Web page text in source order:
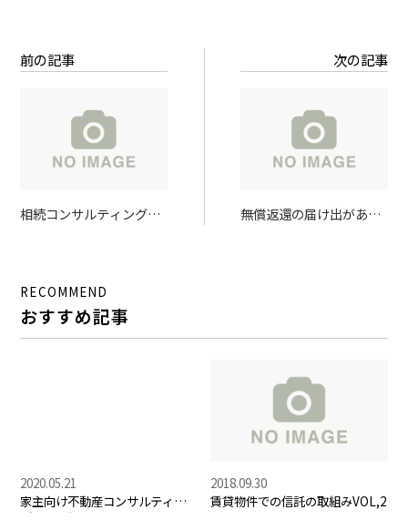
前の記事
相続コンサルティング開
次の記事
無償返還の届け出がある
RECOMMEND
おすすめ記事
家主向け不動産コンサルティン
2020.05.21
賃貸物件での信託の取組みVOL,2
2018.09.30